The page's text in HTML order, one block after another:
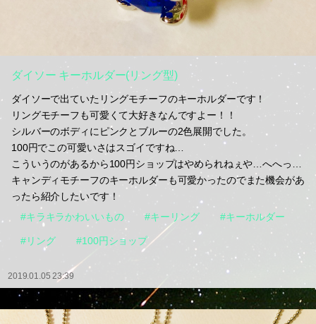
ダイソー キーホルダー(リング型)
ダイソーで出ていたリングモチーフのキーホルダーです！
リングモチーフも可愛くて大好きなんですよー！！
シルバーのボディにピンクとブルーの2色展開でした。
100円でこの可愛いさはスゴイですね…
こういうのがあるから100円ショップはやめられねぇや…へへっ…
キャンディモチーフのキーホルダーも可愛かったのでまた機会があ
ったら紹介したいです！
#キラキラかわいいもの
#キーリング #キーホルダー
#リング #100円ショップ
2019.01.05 23:39